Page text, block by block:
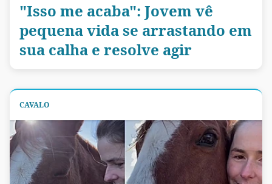
"Isso me acaba": Jovem vê
pequena vida se arrastando em
sua calha e resolve agir
CAVALO